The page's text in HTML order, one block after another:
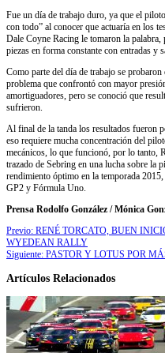
Fue un día de trabajo duro, ya que el
con todo” al conocer que actuaría en los
Dale Coyne Racing le tomaron la
piezas en forma constante con entradas y
Como parte del día de trabajo se
problema que confrontó con mayor
amortiguadores, pero se conoció que
sufrieron.
Al final de la tanda los resultados fueron
eso requiere mucha concentración del
mecánicos, lo que funcionó, por lo tanto,
trazado de Sebring en una lucha sobre la
rendimiento óptimo en la temporada
GP2 y Fórmula Uno.
Prensa Rodolfo González / Mónica
Previo: RENÉ TORCATO, BUEN
WYEDEAN RALLY
Siguiente: PASTOR Y LOTUS POR
Artículos Relacionados